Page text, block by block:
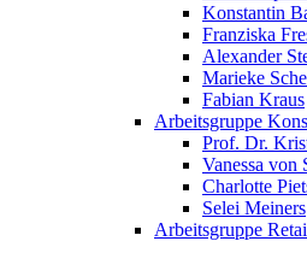
Konstantin
Franziska
Alexander
Marieke
Fabian Kraus
Arbeitsgruppe
Prof. Dr.
Vanessa von
Charlotte
Selei Meiners
Arbeitsgruppe